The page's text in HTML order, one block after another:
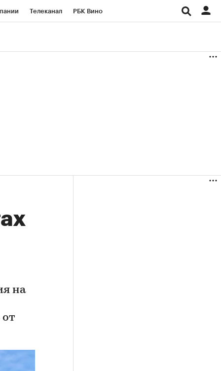
Телеканал РБК Вино
на